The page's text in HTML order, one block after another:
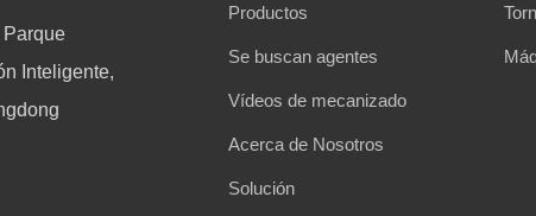
Parque
Inteligente,
Productos
Se buscan agentes
Vídeos de mecanizado
Acerca de Nosotros
Solución